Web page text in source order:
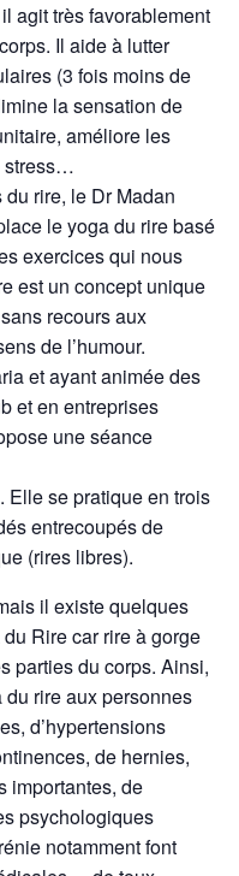
agit très favorablement
Il aide à lutter
(3 fois moins de
la sensation de
améliore les
stress…
rire, le Dr Madan
le yoga du rire basé
exercices qui nous
est un concept unique
recours aux
de l’humour.
et ayant animée des
et en entreprises
une séance
Elle se pratique en trois
entrecoupés de
(rires libres).
il existe quelques
Rire car rire à gorge
parties du corps. Ainsi,
rire aux personnes
d’hypertensions
de hernies,
importantes, de
psychologiques
notamment font